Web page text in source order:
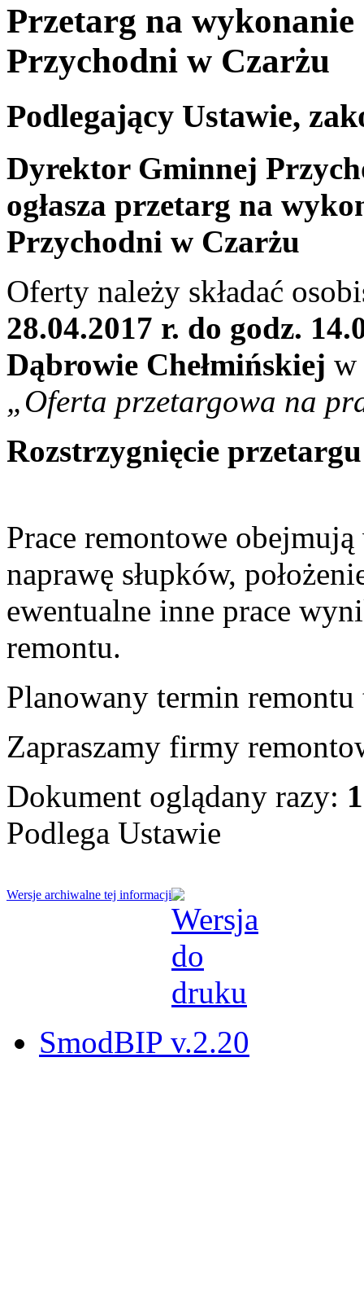
Przetarg na
Przychodni w Czarżu
Podlegający Ustawie,
Dyrektor Gminnej
ogłasza przetarg na
Przychodni w Czarżu
Oferty należy składać
28.04.2017 r. do godz.
Dąbrowie Chełmińskiej w
„Oferta przetargowa na
Rozstrzygnięcie
Prace remontowe
naprawę słupków,
ewentualne inne prace
remontu.
Planowany termin
Zapraszamy firmy
Dokument oglądany razy:
Podlega Ustawie
Wersje archiwalne tej informacji
SmodBIP v.2.20